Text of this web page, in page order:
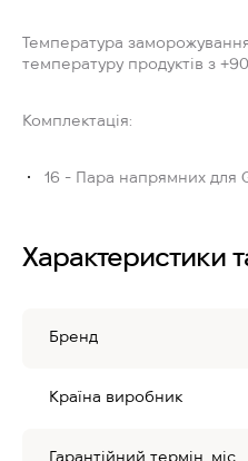
Температура
температуру продуктів з
Комплектація:
16 - Пара напрямних для
Характеристики
Бренд
Країна виробник
Гарантійний термін, міс